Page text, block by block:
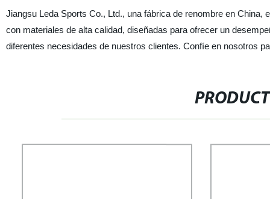
Jiangsu Leda Sports Co., Ltd., una fábrica de renombre en
con materiales de alta calidad, diseñadas para ofrecer un
diferentes necesidades de nuestros clientes. Confíe en nosotros